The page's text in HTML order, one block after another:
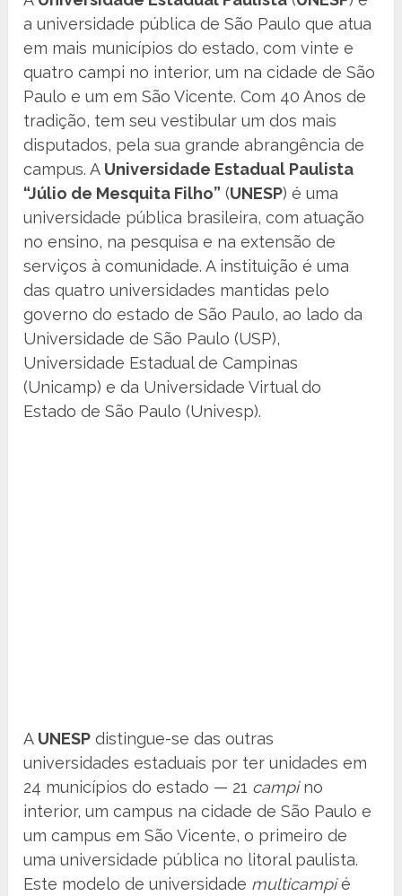
a universidade pública de São Paulo que atua
em mais municípios do estado, com vinte e
quatro campi no interior, um na cidade de São
Paulo e um em São Vicente. Com 40 Anos de
tradição, tem seu vestibular um dos mais
disputados, pela sua grande abrangência de
campus. A Universidade Estadual Paulista
“Júlio de Mesquita Filho” (UNESP) é uma
universidade pública brasileira, com atuação
no ensino, na pesquisa e na extensão de
serviços à comunidade. A instituição é uma
das quatro universidades mantidas pelo
governo do estado de São Paulo, ao lado da
Universidade de São Paulo (USP),
Universidade Estadual de Campinas
(Unicamp) e da Universidade Virtual do
Estado de São Paulo (Univesp).
A UNESP distingue-se das outras
universidades estaduais por ter unidades em
24 municípios do estado — 21 campino
interior, um campus na cidade de São Paulo e
um campus em São Vicente, o primeiro de
uma universidade pública no litoral paulista.
Este modelo de universidade multicampié